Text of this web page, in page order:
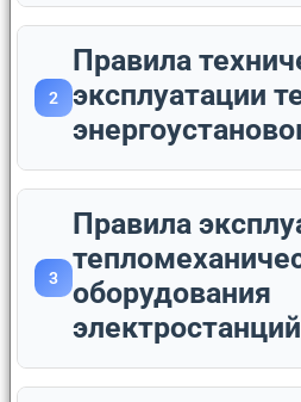
2
Правила
эксплуатации
3
Правила
оборудования